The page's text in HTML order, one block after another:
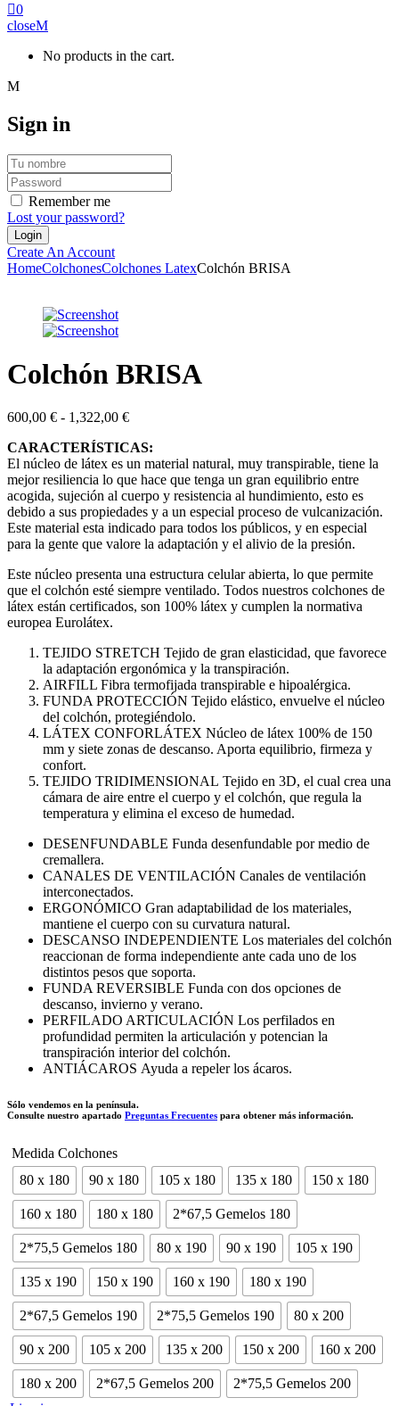
0
close
No products in the cart.
Sign in
Remember me
Lost your password?
Create An Account
HomeColchonesColchones LatexColchón BRISA
Colchón BRISA
600,00 € - 1,322,00 €Rango
precios:
desde
600,00 €
hasta
1,322,00 €
CARACTERÍSTICAS:
El núcleo de látex es un material natural, muy transpirable, tiene la
mejor resiliencia lo que hace que tenga un gran equilibrio entre
acogida, sujeción al cuerpo y resistencia al hundimiento, esto es
debido a sus propiedades y a un especial proceso de vulcanización.
Este material esta indicado para todos los públicos, y en especial
para la gente que valore la adaptación y el alivio de la presión.
Este núcleo presenta una estructura celular abierta, lo que permite
que el colchón esté siempre ventilado. Todos nuestros colchones de
látex están certificados, son 100% látex y cumplen la normativa
europea Eurolátex.
TEJIDO STRETCH Tejido de gran elasticidad, que favorece
la adaptación ergonómica y la transpiración.
AIRFILL Fibra termofijada transpirable e hipoalérgica.
FUNDA PROTECCIÓN Tejido elástico, envuelve el núcleo
del colchón, protegiéndolo.
LÁTEX CONFORLÁTEX Núcleo de látex 100% de 150
mm y siete zonas de descanso. Aporta equilibrio, firmeza y
confort.
TEJIDO TRIDIMENSIONAL Tejido en 3D, el cual crea una
cámara de aire entre el cuerpo y el colchón, que regula la
temperatura y elimina el exceso de humedad.
DESENFUNDABLE Funda desenfundable por medio de
cremallera.
CANALES DE VENTILACIÓN Canales de ventilación
interconectados.
ERGONÓMICO Gran adaptabilidad de los materiales,
mantiene el cuerpo con su curvatura natural.
DESCANSO INDEPENDIENTE Los materiales del colchón
reaccionan de forma independiente ante cada uno de los
distintos pesos que soporta.
FUNDA REVERSIBLE Funda con dos opciones de
descanso, invierno y verano.
PERFILADO ARTICULACIÓN Los perfilados en
profundidad permiten la articulación y potencian la
transpiración interior del colchón.
ANTIÁCAROS Ayuda a repeler los ácaros.
Sólo vendemos en la península.
Consulte nuestro apartado Preguntas Frecuentes para obtener más información.
Medida Colchones
80 x 180
90 x 180 105 x 180 135 x 180 150 x 180
160 x 180 180 x 180 2*67,5 Gemelos 180
2*75,5 Gemelos 180 80 x 190 90 x 190 105 x 190
135 x 190 150 x 190 160 x 190 180 x 190
2*67,5 Gemelos 190 2*75,5 Gemelos 190 80 x 200
90 x 200 105 x 200 135 x 200 150 x 200 160 x 200
180 x 200 2*67,5 Gemelos 200
2*75,5 Gemelos 200